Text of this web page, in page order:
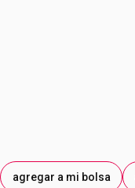
agregar a mi bolsa